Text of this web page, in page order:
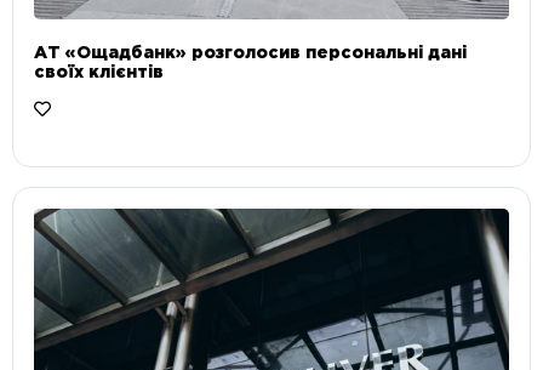
АТ «Ощадбанк» розголосив персональні дані
своїх клієнтів